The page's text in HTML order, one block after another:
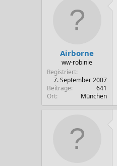
Airborne
ww-robinie
Registriert
7. September 2007
Beiträge
641
Ort
München